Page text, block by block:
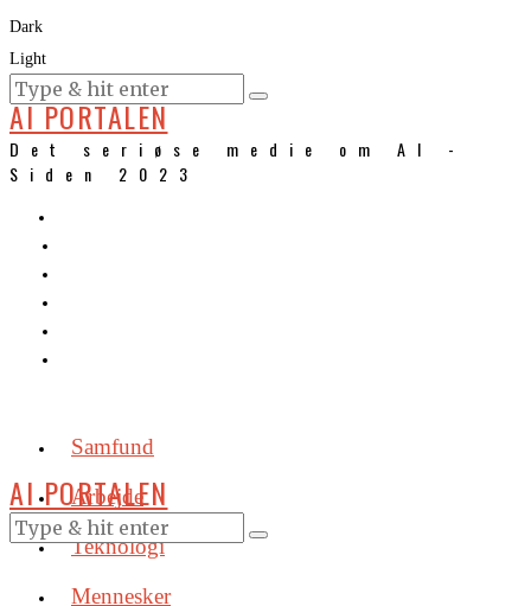
Dark
Light
KURSER
AI PORTALEN
Det seriøse medie om AI -
Siden 2023
Samfund
Arbejde
Teknologi
Mennesker
AI PORTALEN